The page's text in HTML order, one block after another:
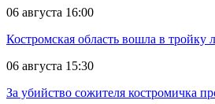
06 августа 16:00
Костромская область вошла в тройку
06 августа 15:30
За убийство сожителя костромичка